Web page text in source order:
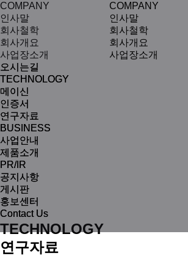
COMPANY
인사말
회사철학
회사개요
사업장소개
오시는길
TECHNOLOGY
메이신
인증서
연구자료
BUSINESS
사업안내
제품소개
PR/IR
공지사항
게시판
홍보센터
Contact Us
COMPANY
인사말
회사철학
회사개요
사업장소개
오시는길
TECHNOLOGY
메이신
인증서
연구자료
BUSINESS
사업안내
제품소개
PR/IR
공지사항
게시판
홍보센터
Contact Us
TECHNOLOGY
연구자료